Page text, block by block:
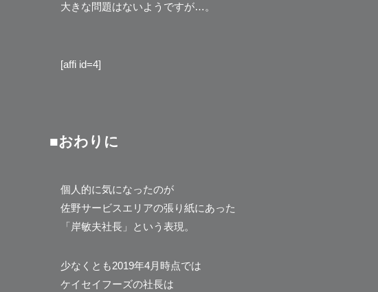
大きな問題はないようですが…。
[affi id=4]
■おわりに
個人的に気になったのが
佐野サービスエリアの張り紙にあった
「岸敏夫社長」という表現。
少なくとも2019年4月時点では
ケイセイフーズの社長は